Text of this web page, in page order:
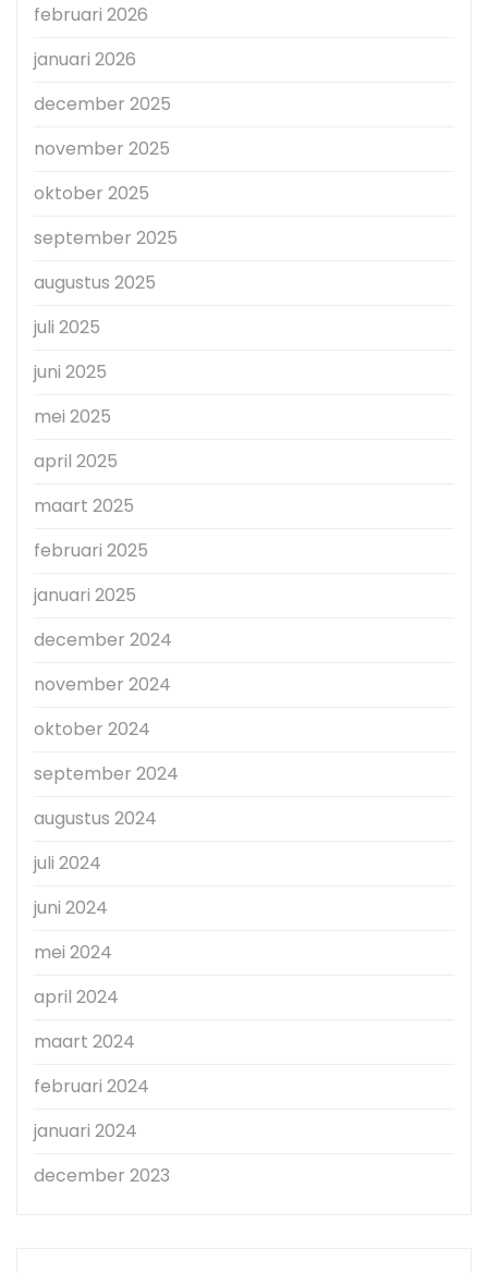
februari 2026
januari 2026
december 2025
november 2025
oktober 2025
september 2025
augustus 2025
juli 2025
juni 2025
mei 2025
april 2025
maart 2025
februari 2025
januari 2025
december 2024
november 2024
oktober 2024
september 2024
augustus 2024
juli 2024
juni 2024
mei 2024
april 2024
maart 2024
februari 2024
januari 2024
december 2023